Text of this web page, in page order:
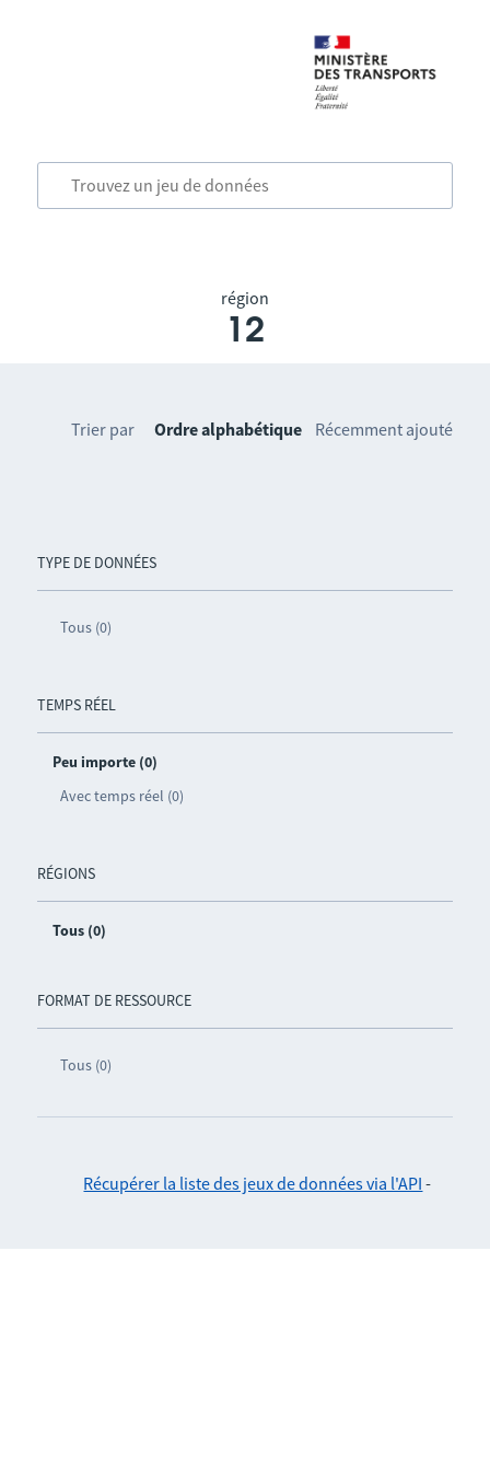
région
12
TYPE DE DONNÉES
Tous (0)
TEMPS RÉEL
Peu importe (0)
Avec temps réel (0)
RÉGIONS
Tous (0)
FORMAT DE RESSOURCE
Tous (0)
Trier par Ordre alphabétique Récemment ajouté
Récupérer la liste des jeux de données via l'API -